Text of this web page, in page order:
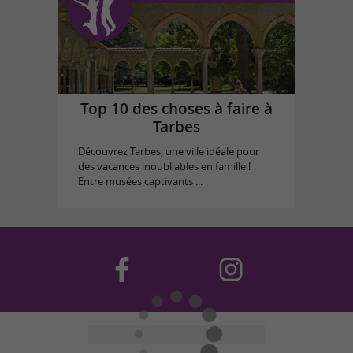
Top 10 des choses à faire à
Tarbes
Découvrez Tarbes, une ville idéale pour
des vacances inoubliables en famille !
Entre musées captivants ...